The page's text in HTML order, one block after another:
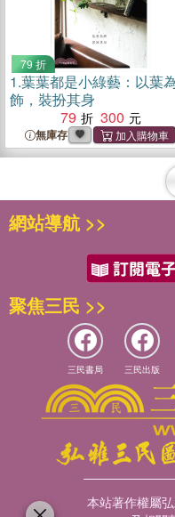
79 折
1.葉葉都是小綠藝：以葉
飾，裝扮其身
79
300
無庫存
網站導航 >>
聚焦三民 >>
三民書局 三民出版
本站著作權屬